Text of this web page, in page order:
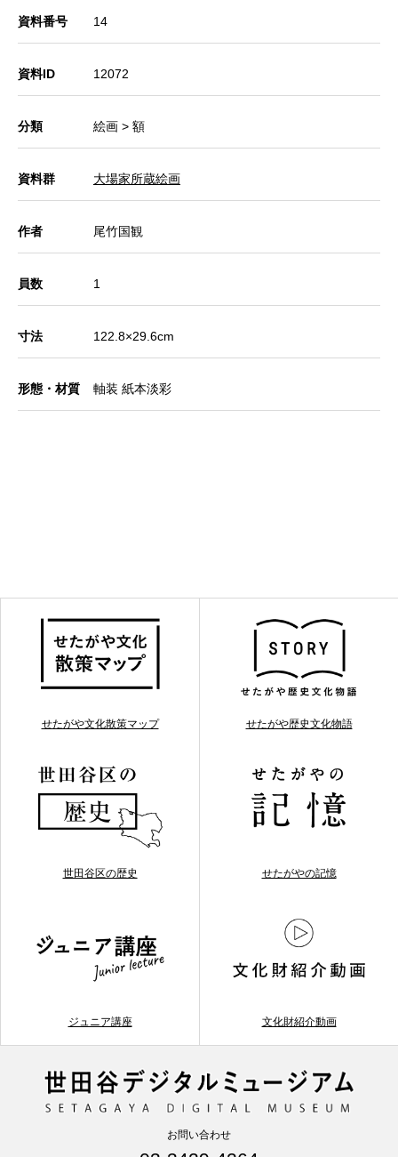
資料番号 14
資料ID 12072
分類 絵画 > 額
資料群 大場家所蔵絵画
作者 尾竹国観
員数 1
寸法 122.8×29.6cm
形態・材質 軸装 紙本淡彩
せたがや文化散策マップ せたがや歴史文化物語
世田谷区の歴史 せたがやの記憶
ジュニア講座 文化財紹介動画
お問い合わせ